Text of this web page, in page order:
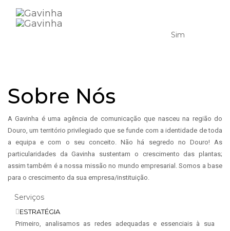
Sim
Sobre Nós
A Gavinha é uma agência de comunicação que nasceu na região do
Douro, um território privilegiado que se funde com a identidade de toda
a equipa e com o seu conceito. Não há segredo no Douro! As
particularidades da Gavinha sustentam o crescimento das plantas;
assim também é a nossa missão no mundo empresarial. Somos a base
para o crescimento da sua empresa/instituição.
Serviços
ESTRATÉGIA
Primeiro, analisamos as redes adequadas e essenciais à sua